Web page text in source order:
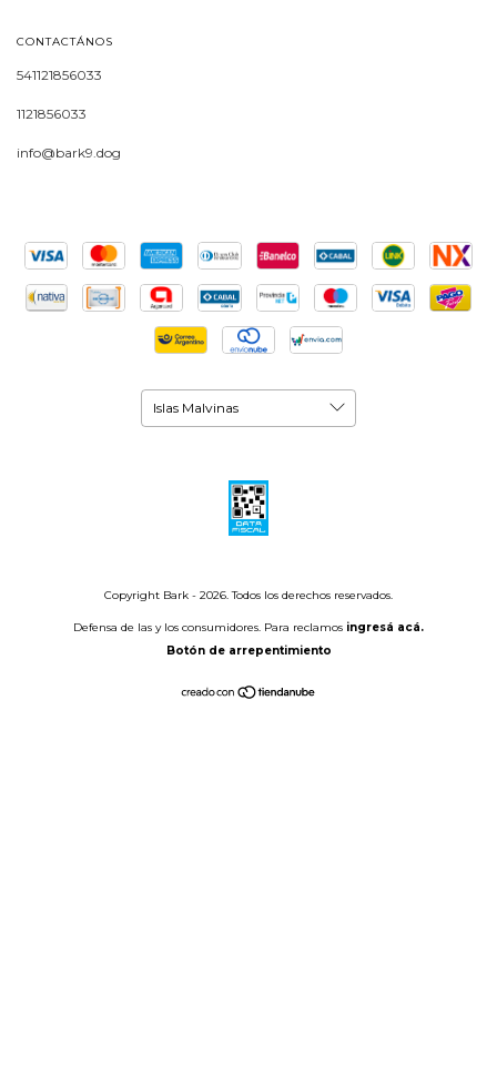
CONTACTÁNOS
541121856033
1121856033
info@bark9.dog
Copyright Bark - 2026. Todos los derechos reservados.
Defensa de las y los consumidores. Para reclamos ingresá acá.
Botón de arrepentimiento